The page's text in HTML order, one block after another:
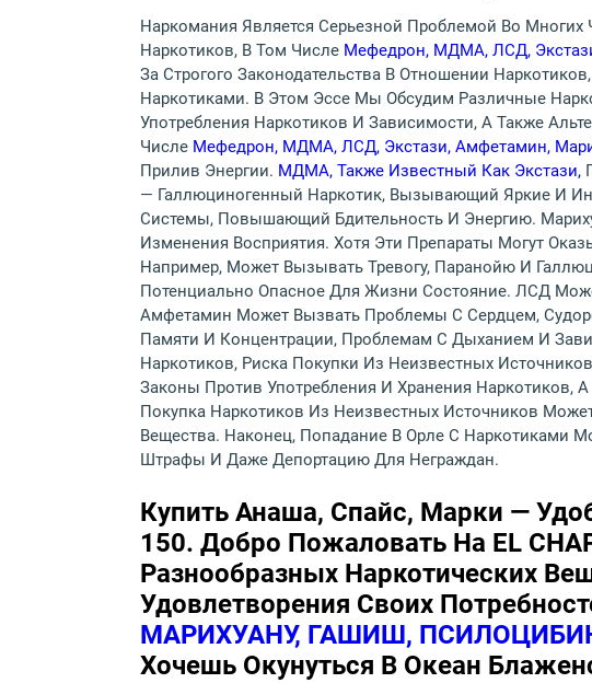
Наркомания Является Серьезной Проблемой Во
Наркотиков, В Том Числе Мефедрон, МДМА, ЛСД,
За Строгого Законодательства В Отношении
Наркотиками. В Этом Эссе Мы Обсудим Различные
Употребления Наркотиков И Зависимости, А Также
Числе Мефедрон, МДМА, ЛСД, Экстази, Амфетамин,
Прилив Энергии. МДМА, Также Известный Как Экстази,
— Галлюциногенный Наркотик, Вызывающий Яркие И
Системы, Повышающий Бдительность И Энергию.
Изменения Восприятия. Хотя Эти Препараты Могут
Например, Может Вызывать Тревогу, Паранойю И
Потенциально Опасное Для Жизни Состояние. ЛСД
Амфетамин Может Вызвать Проблемы С Сердцем,
Памяти И Концентрации, Проблемам С Дыханием И
Наркотиков, Риска Покупки Из Неизвестных
Законы Против Употребления И Хранения
Покупка Наркотиков Из Неизвестных Источников
Вещества. Наконец, Попадание В Орле С Наркотиками
Штрафы И Даже Депортацию Для Неграждан.
Купить Анаша, Спайс, Марки —
150. Добро Пожаловать На EL
Разнообразных Наркотических
Удовлетворения Своих
МАРИХУАНУ, ГАШИШ,
Хочешь Окунуться В Океан